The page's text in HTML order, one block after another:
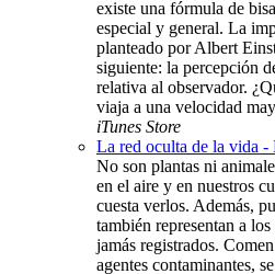
existe una fórmula de
especial y general. La
planteado por Albert
siguiente: la percepción
relativa al observador.
viaja a una velocidad
iTunes Store
La red oculta de la vida
No son plantas ni
en el aire y en nuestros
cuesta verlos. Además,
también representan a
jamás registrados.
agentes contaminantes,